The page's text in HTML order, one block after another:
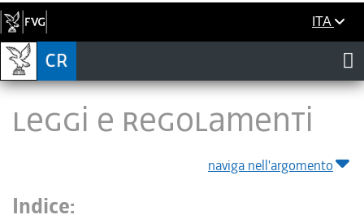
ITA
LEGGI E REGOLAMENTI
naviga nell'argomento
Indice: